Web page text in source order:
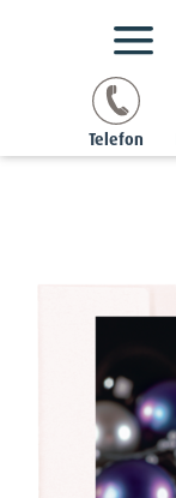
Telefon
noble | 12 x 17 cm